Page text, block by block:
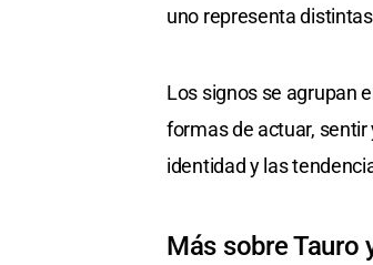
uno representa
Los signos se agrupan
formas de actuar,
identidad y las
Más sobre Tauro